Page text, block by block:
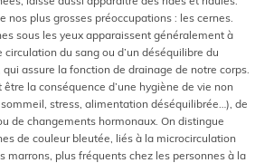
nos plus grosses préoccupations : les cernes.
sous les yeux apparaissent généralement à
circulation du sang ou d’un déséquilibre du
assure la fonction de drainage de notre corps.
la conséquence d’une hygiène de vie non
stress, alimentation déséquilibrée…), de
de changements hormonaux. On distingue
de couleur bleutée, liés à la microcirculation
marrons, plus fréquents chez les personnes à la